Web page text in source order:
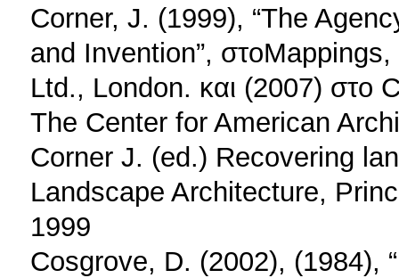
Corner, J. (1999), “The
and Invention”,
Ltd., London. και (2007) στο
The Center for American
Corner J. (ed.) Recovering
Landscape Architecture,
1999
Cosgrove, D. (2002), (1984),